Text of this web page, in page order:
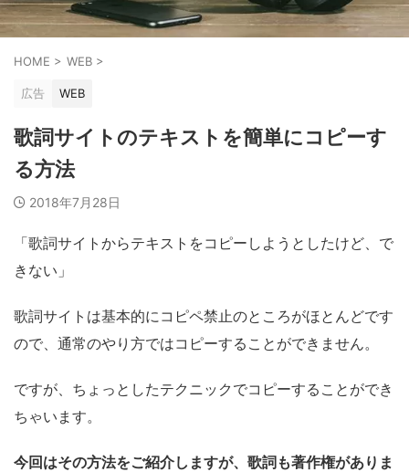
HOME > WEB >
広告 WEB
歌詞サイトのテキストを簡単にコピーす
る方法
2018年7月28日
「歌詞サイトからテキストをコピーしようとしたけど、で
きない」
歌詞サイトは基本的にコピペ禁止のところがほとんどです
ので、通常のやり方ではコピーすることができません。
ですが、ちょっとしたテクニックでコピーすることができ
ちゃいます。
今回はその方法をご紹介しますが、歌詞も著作権がありま